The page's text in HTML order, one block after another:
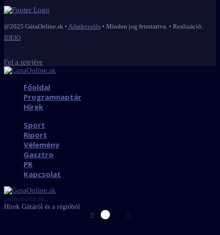
@2025 GútaOnline.sk • Adatkezelés • Minden jog fenntartva. • Realizáció:
IDEIO
Fel a tetejére
Főoldal
Programnaptár
Hírek
Sport
Riport
Vélemény
Gasztro
PR
Kapcsolat
gutaonline.sk
Hírek Gútáról és a régióból